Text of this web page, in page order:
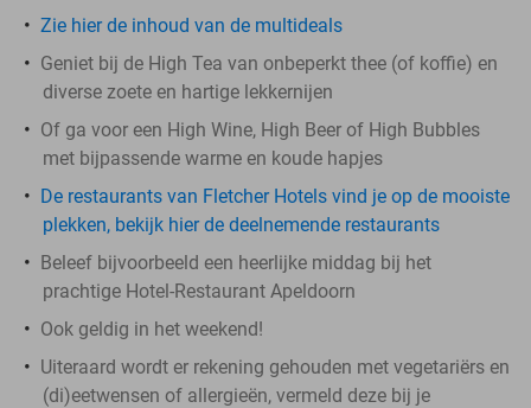
Zie hier de inhoud van de multideals
Geniet bij de High Tea van onbeperkt thee (of koffie) en
diverse zoete en hartige lekkernijen
Of ga voor een High Wine, High Beer of High Bubbles
met bijpassende warme en koude hapjes
De restaurants van Fletcher Hotels vind je op de mooiste
plekken, bekijk hier de deelnemende restaurants
Beleef bijvoorbeeld een heerlijke middag bij het
prachtige Hotel-Restaurant Apeldoorn
Ook geldig in het weekend!
Uiteraard wordt er rekening gehouden met vegetariërs en
(di)eetwensen of allergieën, vermeld deze bij je